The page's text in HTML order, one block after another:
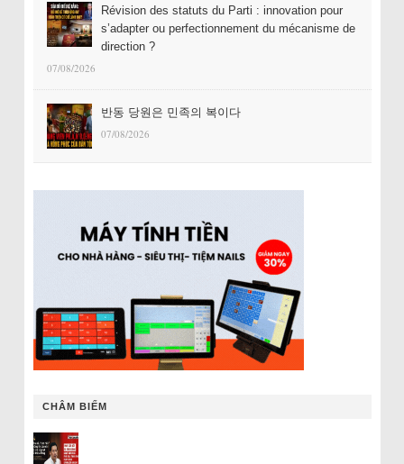
Révision des statuts du Parti : innovation pour
s’adapter ou perfectionnement du mécanisme de
direction ?
07/08/2026
반동 당원은 민족의 복이다
07/08/2026
CHÂM BIẾM